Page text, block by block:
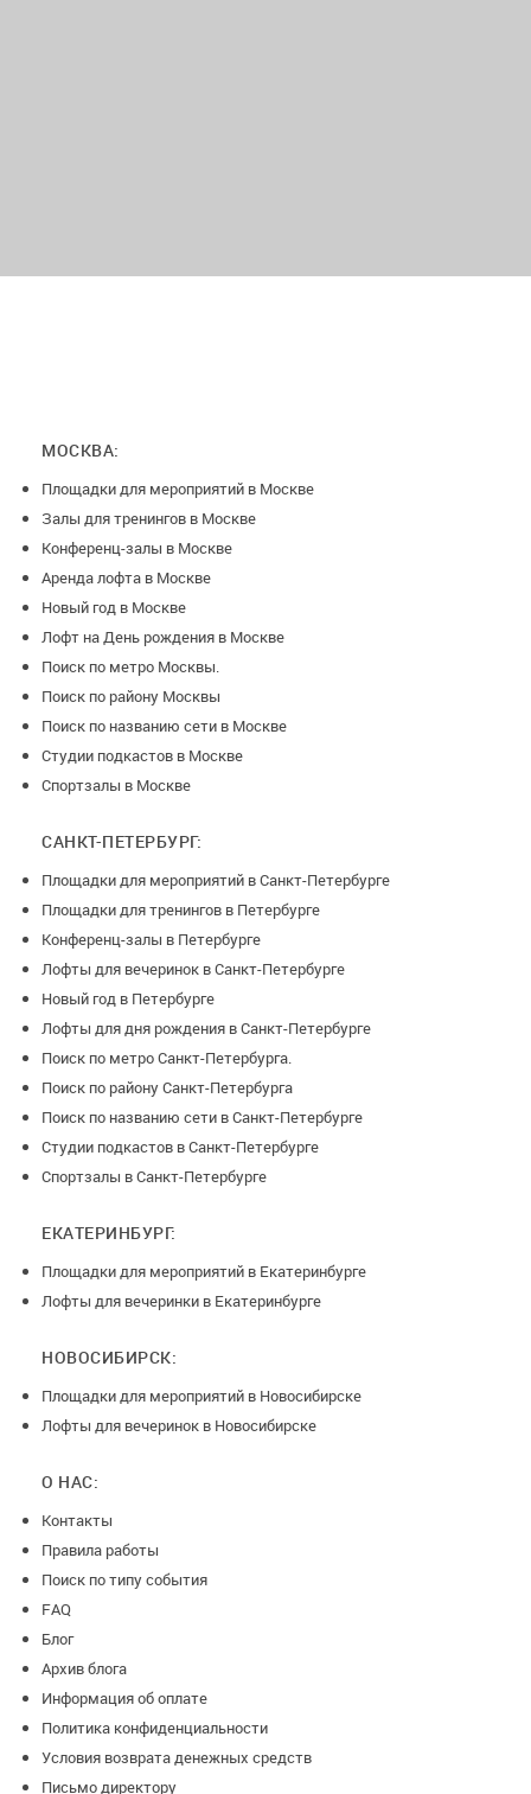
МОСКВА:
Площадки для мероприятий в Москве
Залы для тренингов в Москве
Конференц-залы в Москве
Аренда лофта в Москве
Новый год в Москве
Лофт на День рождения в Москве
Поиск по метро Москвы.
Поиск по району Москвы
Поиск по названию сети в Москве
Студии подкастов в Москве
Спортзалы в Москве
САНКТ-ПЕТЕРБУРГ:
Площадки для мероприятий в Санкт-Петербурге
Площадки для тренингов в Петербурге
Конференц-залы в Петербурге
Лофты для вечеринок в Санкт-Петербурге
Новый год в Петербурге
Лофты для дня рождения в Санкт-Петербурге
Поиск по метро Санкт-Петербурга.
Поиск по району Санкт-Петербурга
Поиск по названию сети в Санкт-Петербурге
Студии подкастов в Санкт-Петербурге
Спортзалы в Санкт-Петербурге
ЕКАТЕРИНБУРГ:
Площадки для мероприятий в Екатеринбурге
Лофты для вечеринки в Екатеринбурге
НОВОСИБИРСК:
Площадки для мероприятий в Новосибирске
Лофты для вечеринок в Новосибирске
О НАС:
Контакты
Правила работы
Поиск по типу события
FAQ
Блог
Архив блога
Информация об оплате
Политика конфиденциальности
Условия возврата денежных средств
Письмо директору